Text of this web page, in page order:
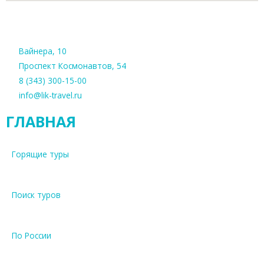
Вайнера, 10
Проспект Космонавтов, 54
8 (343) 300-15-00
info@lik-travel.ru
ГЛАВНАЯ
Горящие туры
Поиск туров
По России